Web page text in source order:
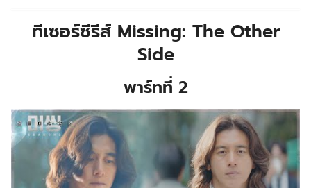
ทีเซอร์ซีรีส์ Missing: The Other
Side
พาร์ทที่ 2